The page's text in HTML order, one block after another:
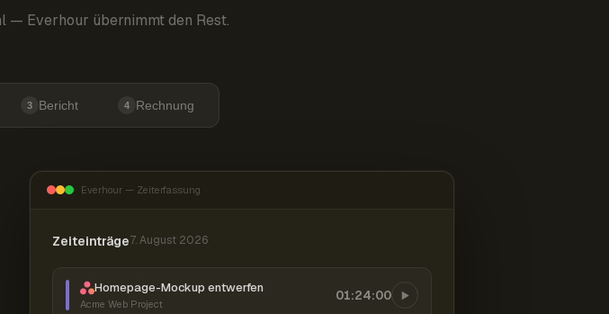
— Everhour übernimmt den Rest.
3 Bericht 4 Rechnung
Everhour — Zeiterfassung
Zeiteinträge7. August 2026
Homepage-Mockup entwerfen
Acme Web Project
01:24:00